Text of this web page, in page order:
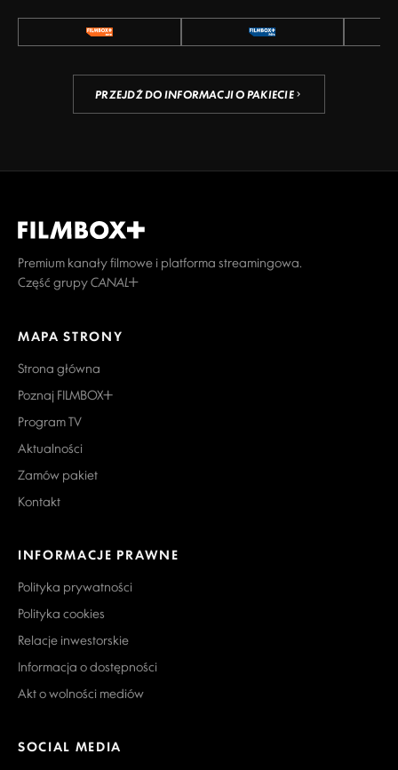
PRZEJDŹ DO INFORMACJI O PAKIECIE
Premium kanały filmowe i platforma streamingowa.
Część grupy CANAL+
MAPA STRONY
Strona główna
Poznaj FILMBOX+
Program TV
Aktualności
Zamów pakiet
Kontakt
INFORMACJE PRAWNE
Polityka prywatności
Polityka cookies
Relacje inwestorskie
Informacja o dostępności
Akt o wolności mediów
SOCIAL MEDIA